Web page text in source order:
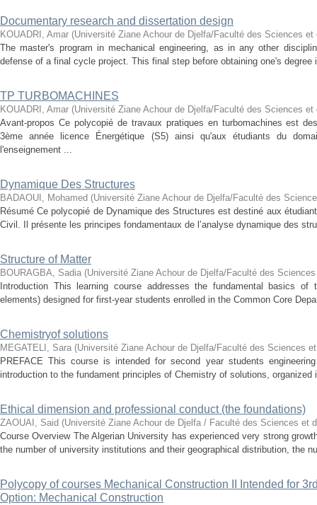
Documentary research and dissertation design
KOUADRI, Amar (Université Ziane Achour de Djelfa/Faculté des Sciences et
The master's program in mechanical engineering, as in any other
defense of a final cycle project. This final step before obtaining one's
TP TURBOMACHINES
KOUADRI, Amar (Université Ziane Achour de Djelfa/Faculté des Sciences et
Avant-propos Ce polycopié de travaux pratiques en turbomachines est
3ème année licence Énergétique (S5) ainsi qu'aux étudiants du
l'enseignement ...
Dynamique Des Structures
BADAOUI, Mohamed (Université Ziane Achour de Djelfa/Faculté des
Résumé Ce polycopié de Dynamique des Structures est destiné aux
Civil. Il présente les principes fondamentaux de l’analyse dynamique des
Structure of Matter
BOURAGBA, Sadia (Université Ziane Achour de Djelfa/Faculté des
Introduction This learning course addresses the fundamental basics
elements) designed for first-year students enrolled in the Common Core
Chemistryof solutions
MEGATELI, Sara (Université Ziane Achour de Djelfa/Faculté des Sciences
PREFACE This course is intended for second year students
introduction to the fundament principles of Chemistry of solutions,
Ethical dimension and professional conduct (the foundations)
ZAOUAI, Said (Université Ziane Achour de Djelfa / Faculté des Sciences et
Course Overview The Algerian University has experienced very strong
the number of university institutions and their geographical distribution, the
Polycopy of courses Mechanical Construction II Intended for
Option: Mechanical Construction